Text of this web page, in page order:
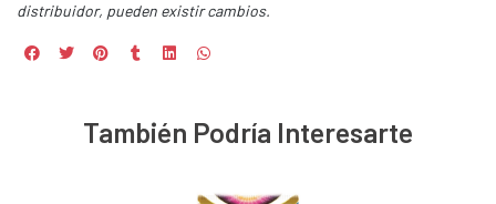
distribuidor, pueden existir cambios.
También Podría Interesarte